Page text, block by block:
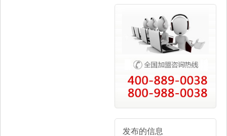
发布的信息